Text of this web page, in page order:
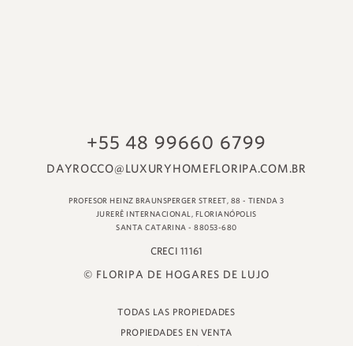
© FLORIPA DE HOGARES DE LUJO
TODAS LAS PROPIEDADES
PROPIEDADES EN VENTA